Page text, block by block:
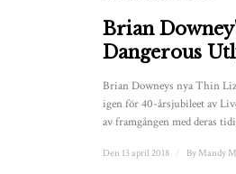
Brian
Dangerous
Brian Downeys nya Thin
igen för 40-årsjubileet av
av framgången med deras
Den 13 april 2018 By Mandy